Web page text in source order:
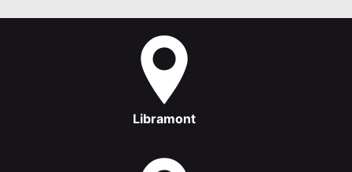
Libramont